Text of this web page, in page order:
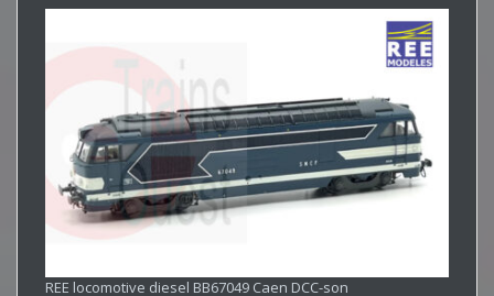
REE locomotive diesel BB67049 Caen DCC-son